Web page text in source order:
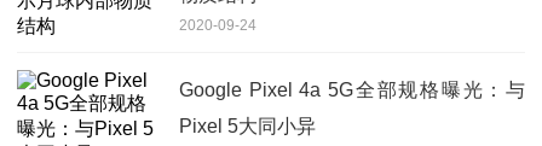
2020-09-24
Google Pixel 4a 5G全部规格曝光：与
Pixel 5大同小异